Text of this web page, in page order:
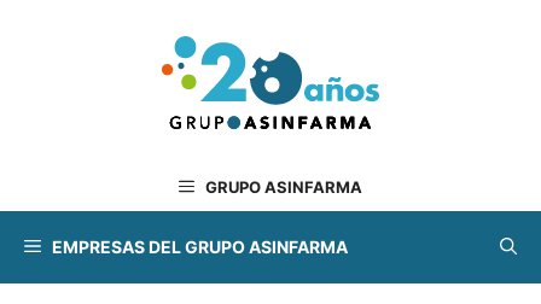
GRUPO ASINFARMA
EMPRESAS DEL GRUPO ASINFARMA